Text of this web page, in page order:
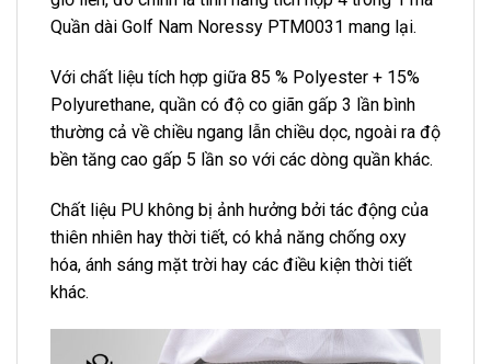
Quần dài Golf Nam Noressy PTM0031 mang lại.
Với chất liệu tích hợp giữa 85 % Polyester + 15%
Polyurethane, quần có độ co giãn gấp 3 lần bình
thường cả về chiều ngang lẫn chiều dọc, ngoài ra độ
bền tăng cao gấp 5 lần so với các dòng quần khác.
Chất liệu PU không bị ảnh hưởng bởi tác động của
thiên nhiên hay thời tiết, có khả năng chống oxy
hóa, ánh sáng mặt trời hay các điều kiện thời tiết
khác.